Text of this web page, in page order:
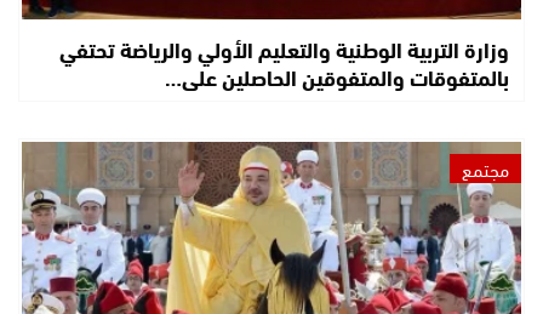
وزارة التربية الوطنية والتعليم الأولي والرياضة تحتفي
بالمتفوقات والمتفوقين الحاصلين على…
مجتمع